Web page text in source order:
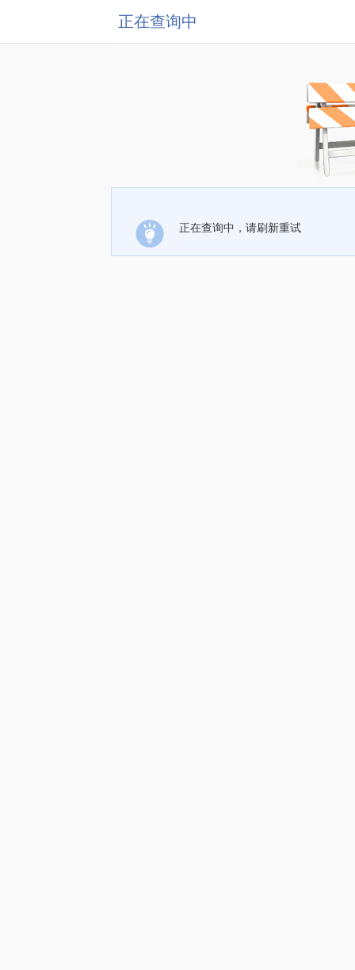
正在查询中
正在查询中，请刷新重试